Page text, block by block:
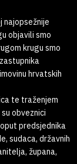
najopsežnije
objavili smo
krugu smo
hrvatskih
te traženjem
obveznici
predsjednika
sudaca, državnih
župana,